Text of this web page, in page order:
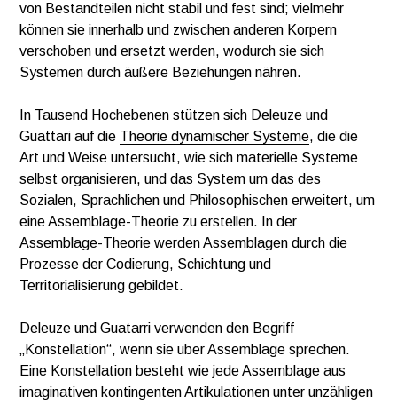
von Bestandteilen nicht stabil und fest sind; vielmehr
können sie innerhalb und zwischen anderen Korpern
verschoben und ersetzt werden, wodurch sie sich
Systemen durch äußere Beziehungen nähren.
In Tausend Hochebenen stützen sich Deleuze und
Guattari auf die Theorie dynamischer Systeme, die die
Art und Weise untersucht, wie sich materielle Systeme
selbst organisieren, und das System um das des
Sozialen, Sprachlichen und Philosophischen erweitert, um
eine Assemblage-Theorie zu erstellen. In der
Assemblage-Theorie werden Assemblagen durch die
Prozesse der Codierung, Schichtung und
Territorialisierung gebildet.
Deleuze und Guatarri verwenden den Begriff
„Konstellation“, wenn sie uber Assemblage sprechen.
Eine Konstellation besteht wie jede Assemblage aus
imaginativen kontingenten Artikulationen unter unzähligen